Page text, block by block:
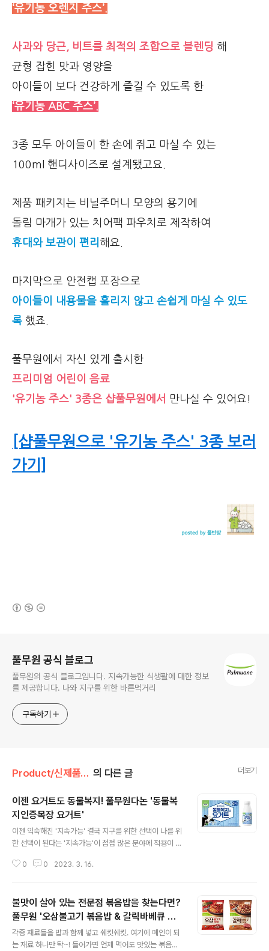
‘유기농 오렌지 주스’.
사과와 당근, 비트를 최적의 조합으로 블렌딩 해
균형 잡힌 맛과 영양을
아이들이 보다 건강하게 즐길 수 있도록 한
‘유기농 ABC 주스’.
3종 모두 아이들이 한 손에 쥐고 마실 수 있는
100ml 핸디사이즈로 설계됐고요.
제품 패키지는 비닐주머니 모양의 용기에
돌림 마개가 있는 치어팩 파우치로 제작하여
휴대와 보관이 편리 해요.
마지막으로 안전캡 포장으로
아이들이 내용물을 흘리지 않고 손쉽게 마실 수 있도
록 했죠.
풀무원에서 자신 있게 출시한
프리미엄 어린이 음료
'유기농 주스' 3종은 샵풀무원에서
만나실 수 있어요!
[샵풀무원으로 '유기농 주스' 3종 보러
가기]
풀무원 공식 블로그
풀무원의 공식 블로그입니다. 지속가능한 식생활에 대한 정보
를 제공합니다. 나와 지구를 위한 바른먹거리
구독하기
Product/신제품 인사드려요! 의 다른 글 더보기
이젠 요거트도 동물복지! 풀무원다논 '동물복
지인증목장 요거트'
이젠 익숙해진 '지속가능' 결국 지구를 위한 선택이 나를 위
한 선택이 된다는 '지속가능'이 점점 많은 분야에 적용이 되
동물복지를 꼽을 수 있는데요. 풀무원에도 정말 다양한 동
풀무원다논의 ‘동물복지인증목장 요거트’는 동물의 5대 자
유를 보장하는 동물복지 인증 목장의 무항생제 원유를 사
용해 만든 지속가능한 요거트에요. '동물복지 인증’은 농림
축산식품부가 -.-.-.-.-.-.-.-.-.-.-.-.-.-.-.-.-.-.-.-.-.-.-.
0 0 2023. 3. 16.
불맛이 살아 있는 전문점 볶음밥을 찾는다면?
풀무원 '오삼불고기 볶음밥 & 갈릭바베큐 볶
음밥'
각종 재료들을 밥과 함께 넣고 쉐킷쉐킷. 여기에 메인이 되
는 재료 하나만 탁~! 들어가면 언제 먹어도 맛있는 볶음밥